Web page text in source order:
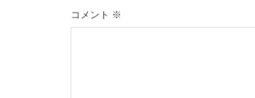
コメント ※